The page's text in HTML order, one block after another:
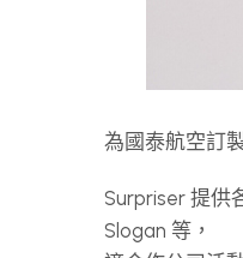
為國泰航空訂
Surpriser 提供
Slogan 等，